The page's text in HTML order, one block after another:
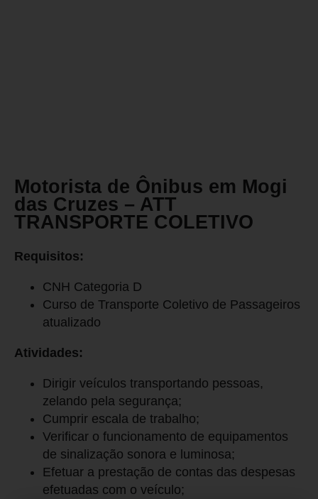
Motorista de Ônibus em Mogi
das Cruzes – ATT
TRANSPORTE COLETIVO
Requisitos:
CNH Categoria D
Curso de Transporte Coletivo de Passageiros
atualizado
Atividades:
Dirigir veículos transportando pessoas,
zelando pela segurança;
Cumprir escala de trabalho;
Verificar o funcionamento de equipamentos
de sinalização sonora e luminosa;
Efetuar a prestação de contas das despesas
efetuadas com o veículo;